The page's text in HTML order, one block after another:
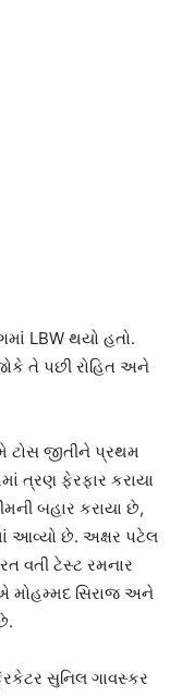
LBW થયો હતો.
તે પછી રોહિત અને
ટોસ જીતીને પ્રથમ
ત્રણ ફેરફાર કરાયા
બહાર કરાયા છે,
આવ્યો છે. અક્ષર પટેલ
વતી ટેસ્ટ રમનાર
મોહમ્મદ સિરાજ અને
સુનિલ ગાવસ્કર